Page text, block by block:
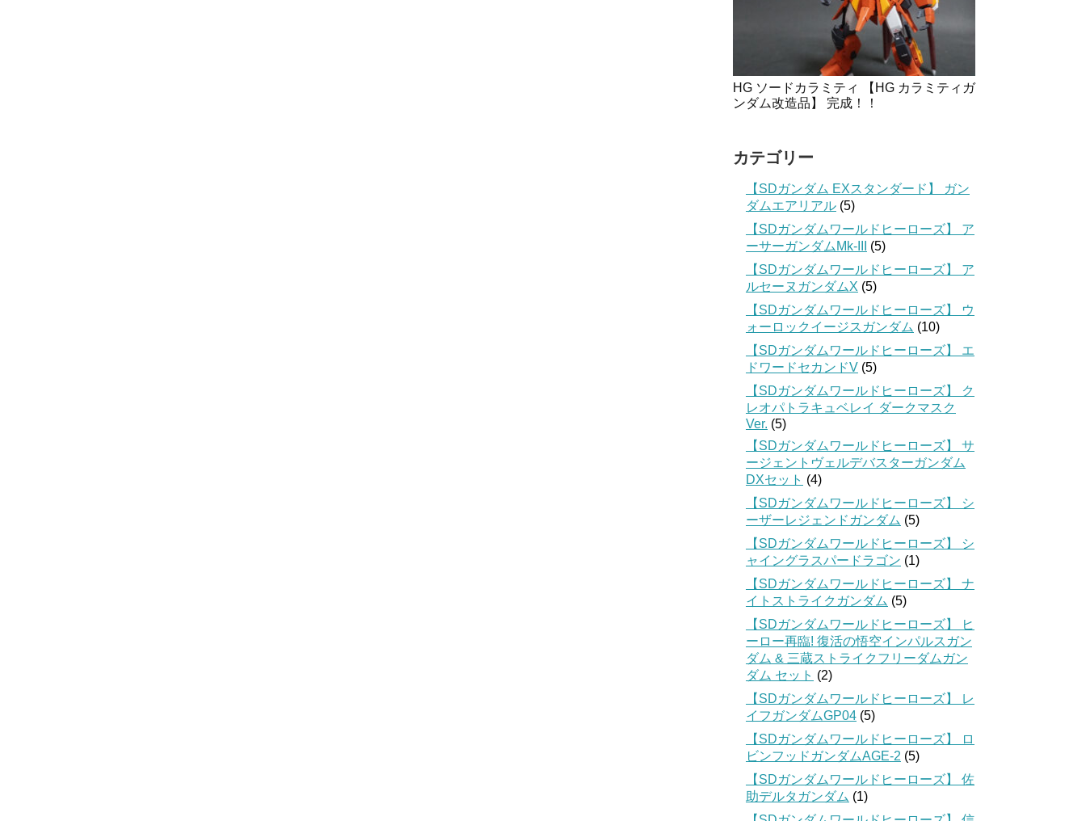
HG ソードカラミティ 【HG カラミティガ
ンダム改造品】 完成！！
カテゴリー
【SDガンダム EXスタンダード】 ガン
ダムエアリアル (5)
【SDガンダムワールドヒーローズ】 ア
ーサーガンダムMk-III
(5)
【SDガンダムワールドヒーローズ】 ア
ルセーヌガンダムX (5)
【SDガンダムワールドヒーローズ】 ウ
ォーロックイージスガンダム (10)
【SDガンダムワールドヒーローズ】 エ
ドワードセカンドV (5)
【SDガンダムワールドヒーローズ】 ク
レオパトラキュベレイ ダークマスク
Ver. (5)
【SDガンダムワールドヒーローズ】 サ
ージェントヴェルデバスターガンダム
DXセット (4)
【SDガンダムワールドヒーローズ】 シ
ーザーレジェンドガンダム (5)
【SDガンダムワールドヒーローズ】 シ
ャイングラスパードラゴン (1)
【SDガンダムワールドヒーローズ】 ナ
イトストライクガンダム (5)
【SDガンダムワールドヒーローズ】 ヒ
ーロー再臨! 復活の悟空インパルスガン
ダム & 三蔵ストライクフリーダムガン
ダム セット (2)
【SDガンダムワールドヒーローズ】 レ
イフガンダムGP04 (5)
【SDガンダムワールドヒーローズ】 ロ
ビンフッドガンダムAGE-2 (5)
【SDガンダムワールドヒーローズ】 佐
助デルタガンダム (1)